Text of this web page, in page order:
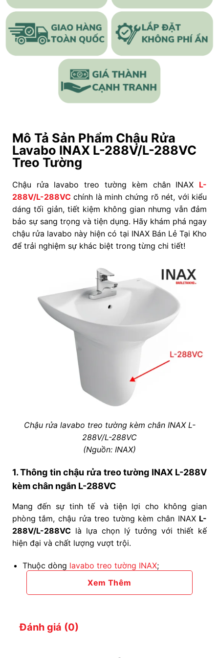
Mô Tả Sản Phẩm Chậu Rửa
Lavabo INAX L-288V/L-288VC
Treo Tường
Chậu rửa lavabo treo tường kèm chân INAX L-
288V/L-288VCchính là minh chứng rõ nét, với kiểu
dáng tối giản, tiết kiệm không gian nhưng vẫn đảm
bảo sự sang trọng và tiện dụng. Hãy khám phá ngay
chậu rửa lavabo này hiện có tại INAX Bán Lẻ Tại Kho
để trải nghiệm sự khác biệt trong từng chi tiết!
Chậu rửa lavabo treo tường kèm chân INAX L-
288V/L-288VC
(Nguồn: INAX)
1. Thông tin chậu rửa treo tường INAX L-288V
kèm chân ngắn L-288VC
Mang đến sự tinh tế và tiện lợi cho không gian
phòng tắm, chậu rửa treo tường kèm chân INAX L-
288V/L-288VClà lựa chọn lý tưởng với thiết kế
hiện đại và chất lượng vượt trội.
Thuộc dòng lavabo treo tường INAX;
L-288V: lavabo treo tường;
Kích thước chậu lavabo: 452x570x195 mm
Xem Thêm
Đánh giá (0)